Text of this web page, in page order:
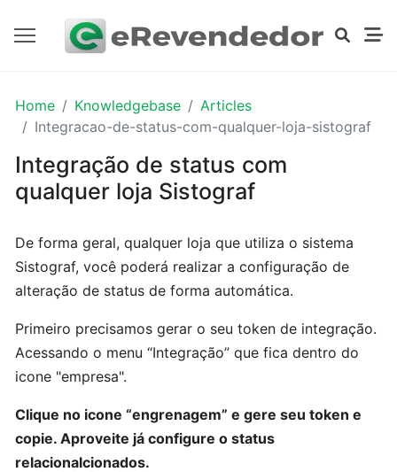
PRIMEIROS
PASSOS
Dados
da
Logomarca
Cadastrando
contas
bancárias
Cadastrando
Produto
Home Knowledgebase
Articles
Integracao-de-status-com-qualquer-loja-sistograf
Integração de status com
qualquer loja Sistograf
De forma geral, qualquer loja que utiliza o sistema
Sistograf, você poderá realizar a configuração de
alteração de status de forma automática.
Primeiro precisamos gerar o seu token de integração.
Acessando o menu “Integração” que fica dentro do
icone "empresa".
Clique no icone “engrenagem” e gere seu token e
copie. Aproveite já configure o status
relacionalcionados.